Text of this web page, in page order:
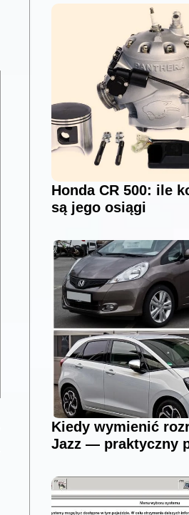
Honda CR 500: ile
są jego osiągi
Kiedy wymienić
Jazz — praktyczny